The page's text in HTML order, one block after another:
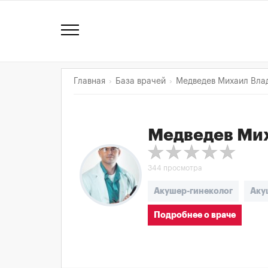
Главная База врачей Медведев Михаил
Медведев
344 просмотра
Акушер-гинеколог
Подробнее о враче